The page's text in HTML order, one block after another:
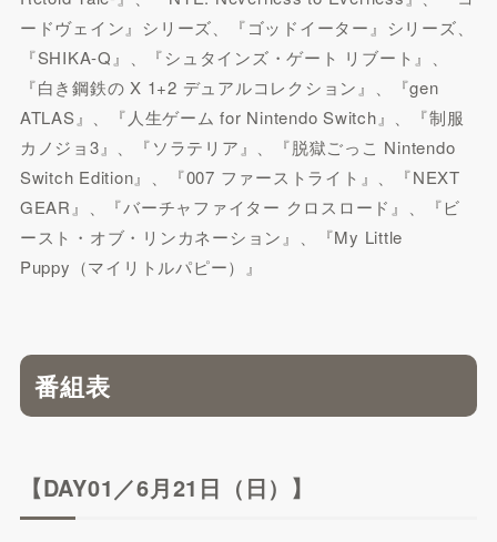
ードヴェイン』シリーズ、『ゴッドイーター』シリーズ、
『SHIKA-Q』、『シュタインズ・ゲート リブート』、
『白き鋼鉄の X 1+2 デュアルコレクション』、『gen
ATLAS』、『人生ゲーム for Nintendo Switch』、『制服
カノジョ3』、『ソラテリア』、『脱獄ごっこ Nintendo
Switch Edition』、『007 ファーストライト』、『NEXT
GEAR』、『バーチャファイター クロスロード』、『ビ
ースト・オブ・リンカネーション』、『My Little
Puppy（マイリトルパピー）』
番組表
【DAY01／6月21日（日）】